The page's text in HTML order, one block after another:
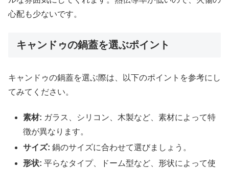
心配も少ないです。
キャンドゥの鍋蓋を選ぶポイント
キャンドゥの鍋蓋を選ぶ際は、以下のポイントを参考にし
てみてください。
素材: ガラス、シリコン、木製など、素材によって特
徴が異なります。
サイズ: 鍋のサイズに合わせて選びましょう。
形状: 平らなタイプ、ドーム型など、形状によって使